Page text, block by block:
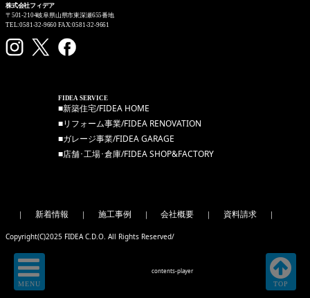
株式会社フィデア
〒501-2104岐阜県山県市東深瀬655番地
TEL:0581-32-9660 FAX:0581-32-9661
FIDEA SERVICE
■新築住宅/FIDEA HOME
■リフォーム事業/FIDEA RENOVATION
■ガレージ事業/FIDEA GARAGE
■店舗･工場･倉庫/FIDEA SHOP&FACTORY
｜ 新着情報 ｜ 施工事例 ｜ 会社概要 ｜ 資料請求 ｜
Copyright(C)2025 FIDEA C.D.O. All Rights Reserved/
contents-player
TOP
MENU